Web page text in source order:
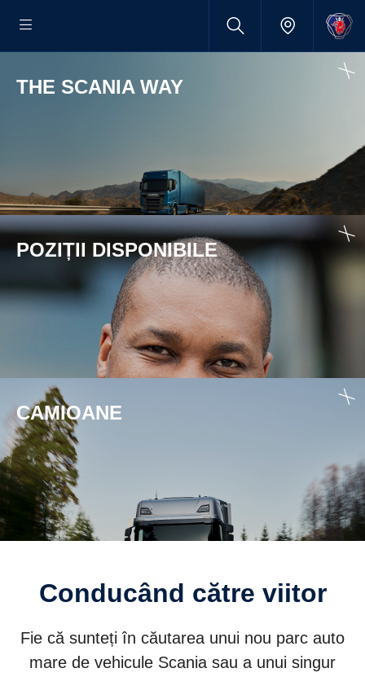
THE SCANIA WAY
POZIȚII DISPONIBILE
CAMIOANE
Conducând către viitor
Fie că sunteți în căutarea unui nou parc auto
mare de vehicule Scania sau a unui singur